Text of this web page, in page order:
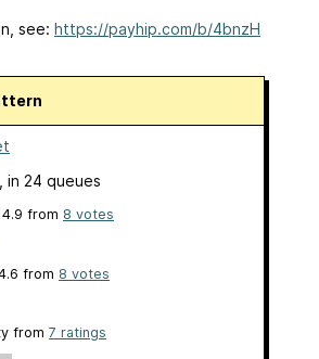
see: https://payhip.com/b/4bnzH
, in 24 queues
4.9 from 8 votes
from 8 votes
from 7 ratings